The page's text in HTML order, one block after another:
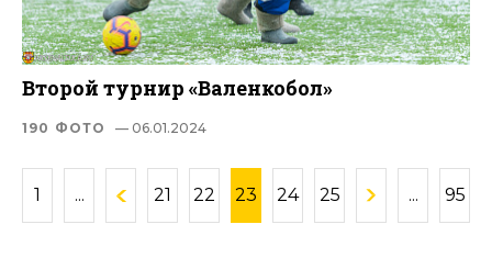
Второй турнир «Валенкобол»
190 ФОТО — 06.01.2024
1 ... 21 22 23 24 25 ... 95